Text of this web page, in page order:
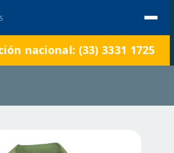
nacional: (33) 3331 1725